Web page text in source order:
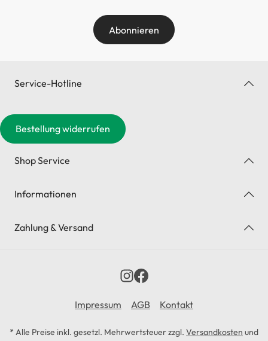
Abonnieren
Service-Hotline
Bestellung widerrufen
Shop Service
Informationen
Zahlung & Versand
Impressum AGB Kontakt
* Alle Preise inkl. gesetzl. Mehrwertsteuer zzgl. Versandkosten und